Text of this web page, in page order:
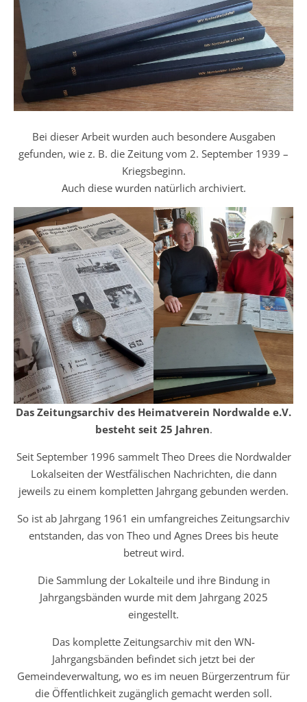
Bei dieser Arbeit wurden auch besondere Ausgaben
gefunden, wie z. B. die Zeitung vom 2. September 1939 –
Kriegsbeginn.
Auch diese wurden natürlich archiviert.
Das Zeitungsarchiv des Heimatverein Nordwalde e.V.
besteht seit 25 Jahren.
Seit September 1996 sammelt Theo Drees die Nordwalder
Lokalseiten der Westfälischen Nachrichten, die dann
jeweils zu einem kompletten Jahrgang gebunden werden.
So ist ab Jahrgang 1961 ein umfangreiches Zeitungsarchiv
entstanden, das von Theo und Agnes Drees bis heute
betreut wird.
Die Sammlung der Lokalteile und ihre Bindung in
Jahrgangsbänden wurde mit dem Jahrgang 2025
eingestellt.
Das komplette Zeitungsarchiv mit den WN-
Jahrgangsbänden befindet sich jetzt bei der
Gemeindeverwaltung, wo es im neuen Bürgerzentrum für
die Öffentlichkeit zugänglich gemacht werden soll.